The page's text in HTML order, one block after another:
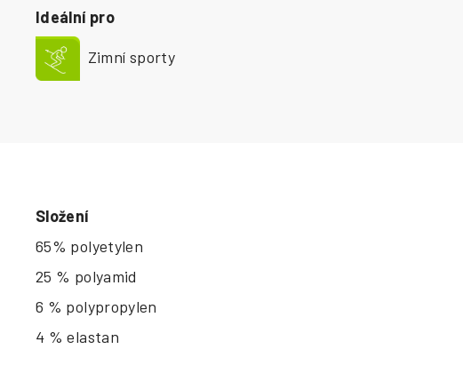
Složení
65% polyetylen
25 % polyamid
6 % polypropylen
4 % elastan
Ideální pro
Zimní sporty